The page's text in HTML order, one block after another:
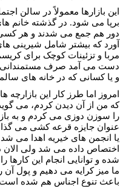
این بازارها معمولاً در سالن
برپا می شود. در گذشته خانم
دور هم جمع می شدند و هر
آورد که بیشتر شامل شیرینی
مربا و تزئینات کوچک برای
دست می آمد صرف مستمندانی
و یا کسانی که در خانه های
امروز اما طرز کار اين
که من از آن ديدن کردم، می
را سوزن دوزی می کردم و به
عنوان جایزه قرعه کشی می
یا انجمن های خیریه اهدا می شد
اختصاص داده مى شد ولی الان
شده و توانایی انجام این کارها
ما میز کرایه می دهیم و پول آن
باعث تنوع اجناس هم شده